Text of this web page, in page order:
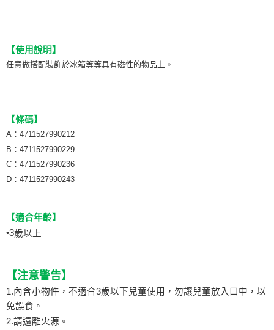
【使用說明】
任意做搭配裝飾於冰箱等等具有磁性的物品上。
【條碼】
A：4711527990212
B：4711527990229
C：4711527990236
D：4711527990243
【適合年齡】
•3歲以上
【注意警告】
1.內含小物件，不適合3歲以下兒童使用，勿讓兒童放入口中，以
免誤食。
2.請遠離火源。